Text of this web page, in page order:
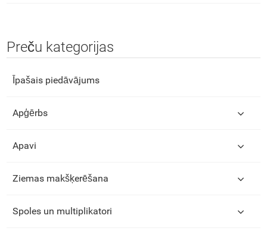
Preču kategorijas
Īpašais piedāvājums
Apģērbs
Apavi
Ziemas makšķerēšana
Spoles un multiplikatori